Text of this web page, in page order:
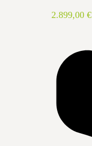
2.899,00 €